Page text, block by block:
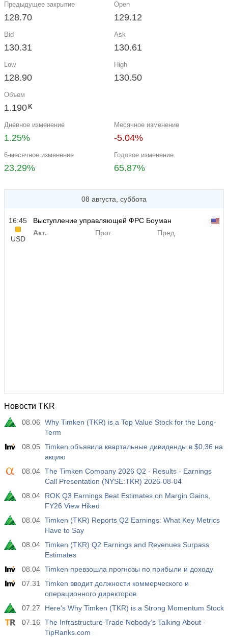
Предыдущее закрытие
128.70
Open
129.12
Bid
130.31
Ask
130.61
Low
128.90
High
130.50
Объем
1.190 K
Дневное изменение
1.25%
Месячное изменение
-5.04%
6-месячное изменение
23.29%
Годовое изменение
65.87%
08 августа, суббота
16:45
USD
Выступление управляющей ФРС Боуман
Акт.
Прог. Пред.
Новости TKR
08.06
Why Timken (TKR) is a Top Value Stock for the Long-
Term
08.05
Timken объявила квартальные дивиденды в $0,36 на
акцию
08.04 The Timken Company 2026 Q2 - Results - Earnings
Call Presentation (NYSE:TKR) 2026-08-04
08.04
ROK Q3 Earnings Beat Estimates on Margin Gains,
FY26 View Hiked
08.04 Timken (TKR) Reports Q2 Earnings: What Key Metrics
Have to Say
08.04 Timken (TKR) Q2 Earnings and Revenues Surpass
Estimates
08.04 Timken превзошла прогнозы по прибыли и доходу
07.31
Timken вводит должности коммерческого и
операционного директоров
07.27
Here's Why Timken (TKR) is a Strong Momentum Stock
07.16
The Infrastructure Trade Nobody’s Talking About -
TipRanks.com